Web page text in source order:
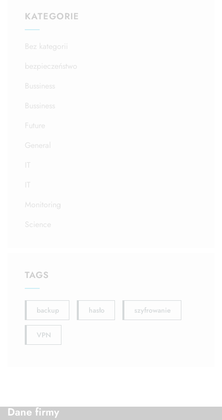
KATEGORIE
Bez kategorii
bezpieczeństwo
Bussiness
Bussiness
Future
General
IT
IT
Monitoring
Science
TAGS
backup hasło szyfrowanie
VPN
Dane firmy